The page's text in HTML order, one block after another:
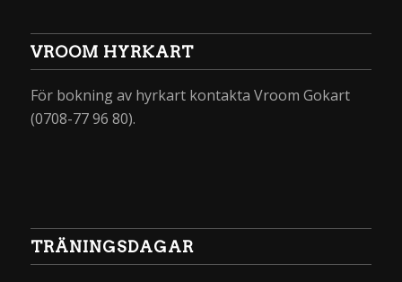
VROOM HYRKART
För bokning av hyrkart kontakta Vroom Gokart
(0708-77 96 80).
TRÄNINGSDAGAR